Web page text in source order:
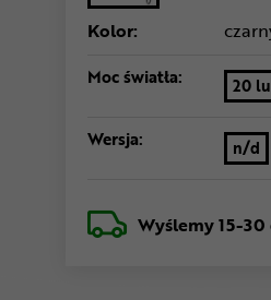
Kolor:
Moc światła: 20
Wersja: n/d
Wyślemy15-